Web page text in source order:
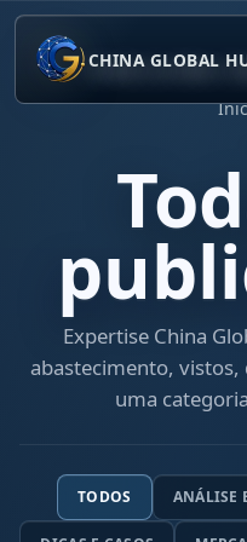
CHINA GLOBAL
Expertise China
abastecimento, vistos,
uma
TODOS ANÁLISE
Top 10